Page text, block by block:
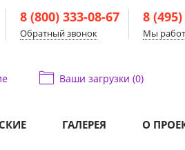
8 (800) 333-08-67
Обратный звонок
8
Мы
Ваши загрузки (0)
ГАЛЕРЕЯ О